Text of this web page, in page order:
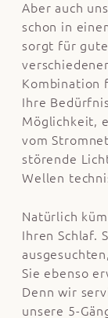
Aber auch
schon in
sorgt für
Kombination
Ihre
Möglichkeit,
vom
störende
Wellen
Natürlich
Ihren Schlaf.
Sie ebenso
Denn wir
unsere 5-